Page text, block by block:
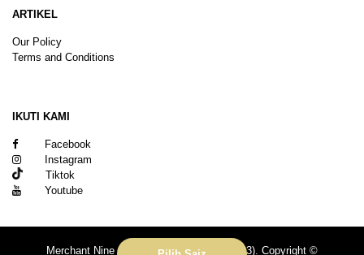
ARTIKEL
Our Policy
Terms and Conditions
IKUTI KAMI
Facebook
Instagram
Tiktok
Youtube
Merchant Nine Sdn Bhd (No. 201601039113). Copyright ©